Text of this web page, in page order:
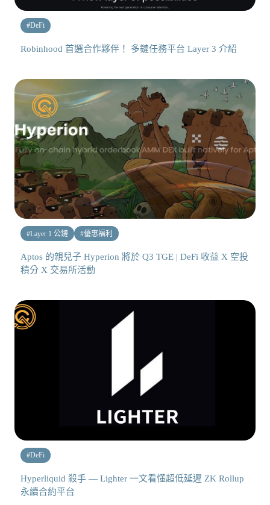
#DeFi
Robinhood 首選合作夥伴！ 多鏈任務平台 Layer 3 介紹
#Layer 1 公鏈 #優惠福利
Aptos 的親兒子 Hyperion 將於 Q3 TGE | DeFi 收益 X 空投
積分 X 交易所活動
#DeFi
Hyperliquid 殺手 — Lighter 一文看懂超低延遲 ZK Rollup
永續合約平台